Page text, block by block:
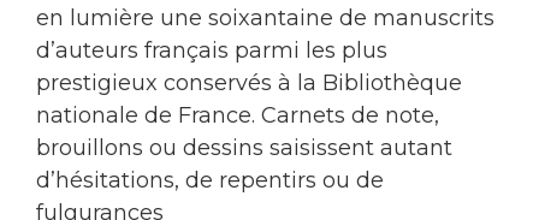
en lumière une soixantaine de manuscrits
d’auteurs français parmi les plus
prestigieux conservés à la Bibliothèque
nationale de France. Carnets de note,
brouillons ou dessins saisissent autant
d’hésitations, de repentirs ou de
fulgurances